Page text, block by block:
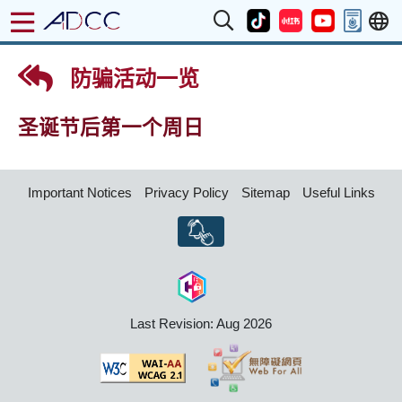
防骗活动一览
圣诞节后第一个周日
Important Notices Privacy Policy Sitemap Useful Links
Last Revision: Aug 2026